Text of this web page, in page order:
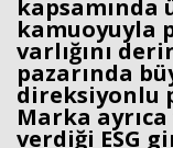
kapsamında
kamuoyuyla
varlığını
pazarında
direksiyonlu
Marka ayrıca
verdiği ESG